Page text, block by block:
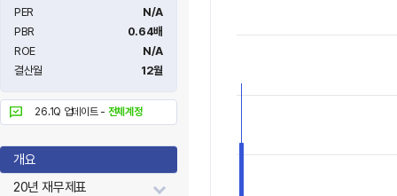
PER
N/A
PBR
0.64배
ROE
N/A
결산월
12월
26.1Q 업데이트 - 전체계정
개요
20년 재무제표